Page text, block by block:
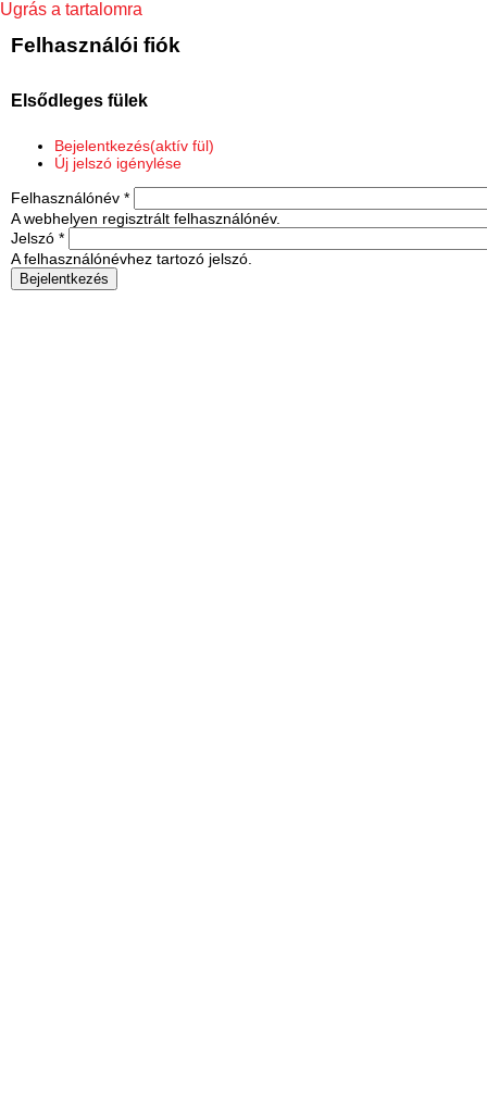
Ugrás a tartalomra
Felhasználói fiók
Elsődleges fülek
Bejelentkezés(aktív fül)
Új jelszó igénylése
Felhasználónév *
A webhelyen regisztrált felhasználónév.
Jelszó *
A felhasználónévhez tartozó jelszó.